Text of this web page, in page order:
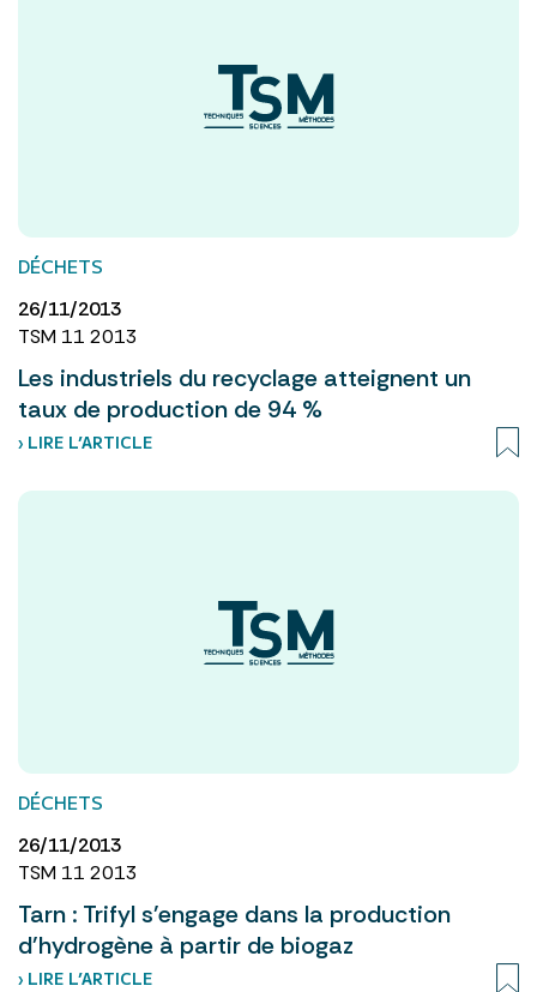
DÉCHETS
26/11/2013
TSM 11 2013
Les industriels du recyclage atteignent un
taux de production de 94 %
› LIRE L’ARTICLE
DÉCHETS
26/11/2013
TSM 11 2013
Tarn : Trifyl s'engage dans la production
d'hydrogène à partir de biogaz
› LIRE L’ARTICLE